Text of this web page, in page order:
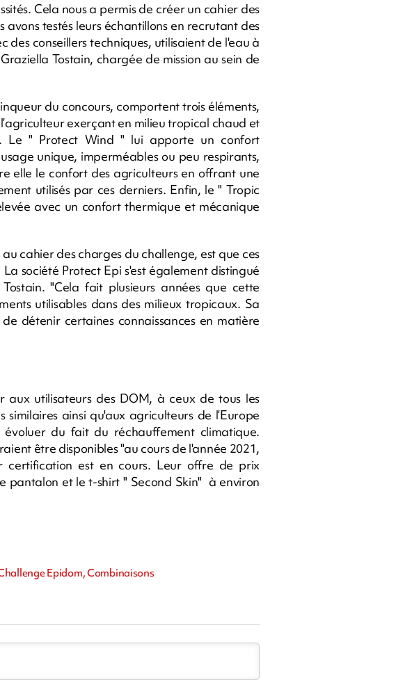
Cela nous a permis de créer un cahier des
testés leurs échantillons en recrutant des
conseillers techniques, utilisaient de l'eau à
Tostain, chargée de mission au sein de
du concours, comportent trois éléments,
exerçant en milieu tropical chaud et
Le " Protect Wind " lui apporte un confort
unique, imperméables ou peu respirants,
elle le confort des agriculteurs en offrant une
utilisés par ces derniers. Enfin, le " Tropic
avec un confort thermique et mécanique
cahier des charges du challenge, est que ces
société Protect Epi s'est également distingué
"Cela fait plusieurs années que cette
utilisables dans des milieux tropicaux. Sa
détenir certaines connaissances en matière
aux utilisateurs des DOM, à ceux de tous les
ainsi qu'aux agriculteurs de l’Europe
du fait du réchauffement climatique.
être disponibles "au cours de l'année 2021,
certification est en cours. Leur offre de prix
et le t-shirt " Second Skin" à environ
Epidom, Combinaisons